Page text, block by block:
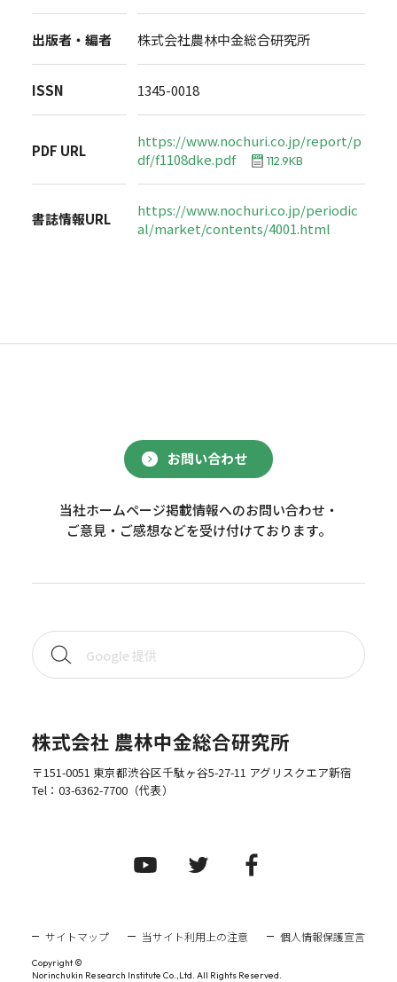
出版者・編者 株式会社農林中金総合研究所
ISSN 1345-0018
PDF URL
https://www.nochuri.co.jp/report/p
df/f1108dke.pdf
112.9KB
書誌情報URL
https://www.nochuri.co.jp/periodic
al/market/contents/4001.html
お問い合わせ
当社ホームページ掲載情報へのお問い合わせ・
ご意見・ご感想などを受け付けております。
株式会社 農林中金総合研究所
〒151-0051 東京都渋谷区千駄ヶ谷5-27-11 アグリスクエア新宿
Tel： 03-6362-7700（代表）
サイトマップ 当サイト利用上の注意 個人情報保護宣言
Copyright ©
Norinchukin Research Institute Co.,Ltd. All Rights Reserved.